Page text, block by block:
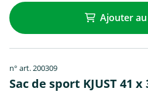
Ajouter
n° art. 200309
Sac de sport KJUST 41 x